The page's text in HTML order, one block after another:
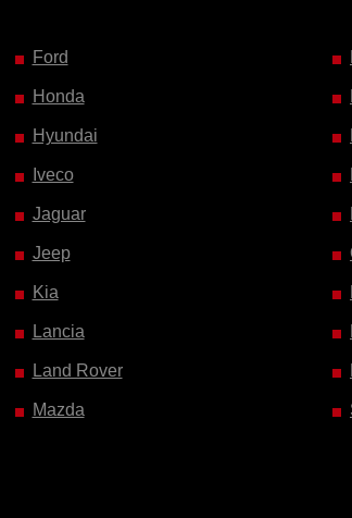
Ford
Honda
Hyundai
Iveco
Jaguar
Jeep
Kia
Lancia
Land Rover
Mazda